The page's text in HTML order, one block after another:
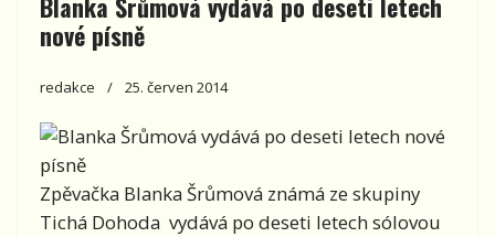
nové písně
redakce 25. červen 2014
Zpěvačka Blanka Šrůmová známá ze skupiny
Tichá Dohoda vydává po deseti letech sólovou